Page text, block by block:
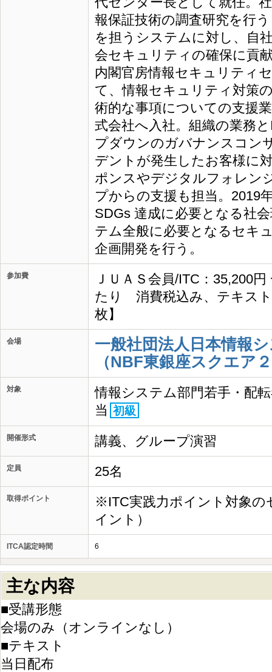
報保証技術の調査研究を行
を担うシステムに対し、自
会セキュリティの確保に貢
内閣官房情報セキュリティ
て、情報セキュリティ対策
術的な事項についての支援
式会社へ入社。組織の業務
プダウンのガバナンスコン
デントが発生したお客様に
ポンスやデジタルフォレン
プからの支援も担当。2019
SDGs 達成に必要となる社
テム全般に必要となるセキ
企画開発を行う。
参加費
ＪＵＡＳ会員/ITC：35,200
たり 消費税込み、テキス
枚】
会場
一般社団法人日本情報
（NBF東銀座スクエア
対象
情報システム部門若手・配
当 初級
開催形式 講義、グループ演習
定員 25名
取得ポイント
※ITC実践力ポイント対象の
イント）
ITCA認定時間 6
主な内容
■受講形態
会場のみ（オンラインなし）
■テキスト
当日配布